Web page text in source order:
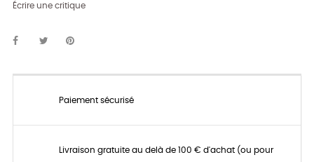
Écrire une critique
Paiement sécurisé
Livraison gratuite au delà de 100 € d'achat (ou pour